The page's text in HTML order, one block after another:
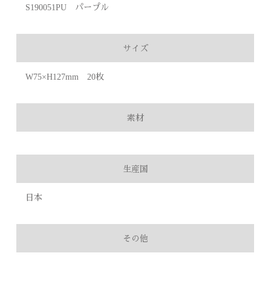
S190051PU パープル
サイズ
W75×H127mm 20枚
素材
生産国
日本
その他